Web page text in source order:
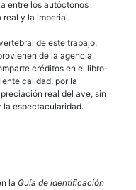
entre los autóctonos
y la imperial.
de este trabajo,
de la agencia
créditos en el libro-
calidad, por la
real del ave, sin
la espectacularidad.
la Guía de identificación